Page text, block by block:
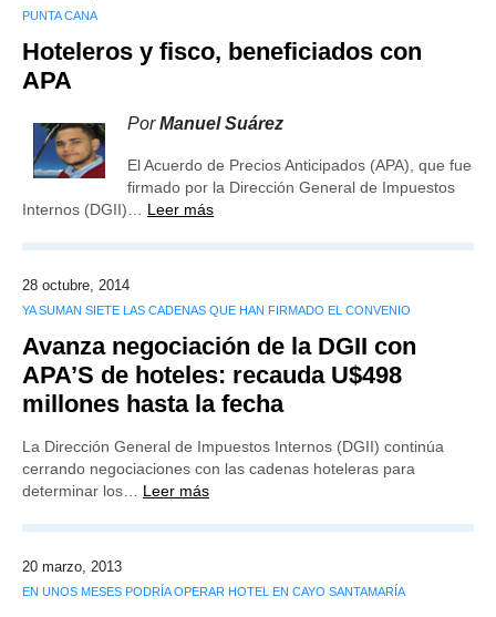
PUNTA CANA
Hoteleros y fisco, beneficiados con
APA
PorManuel Suárez
El Acuerdo de Precios Anticipados (APA), que fue
firmado por la Dirección General de Impuestos
Internos (DGII)… Leer más
28 octubre, 2014
YA SUMAN SIETE LAS CADENAS QUE HAN FIRMADO EL CONVENIO
Avanza negociación de la DGII con
APA’S de hoteles: recauda U$498
millones hasta la fecha
La Dirección General de Impuestos Internos (DGII) continúa
cerrando negociaciones con las cadenas hoteleras para
determinar los… Leer más
20 marzo, 2013
EN UNOS MESES PODRÍA OPERAR HOTEL EN CAYO SANTAMARÍA